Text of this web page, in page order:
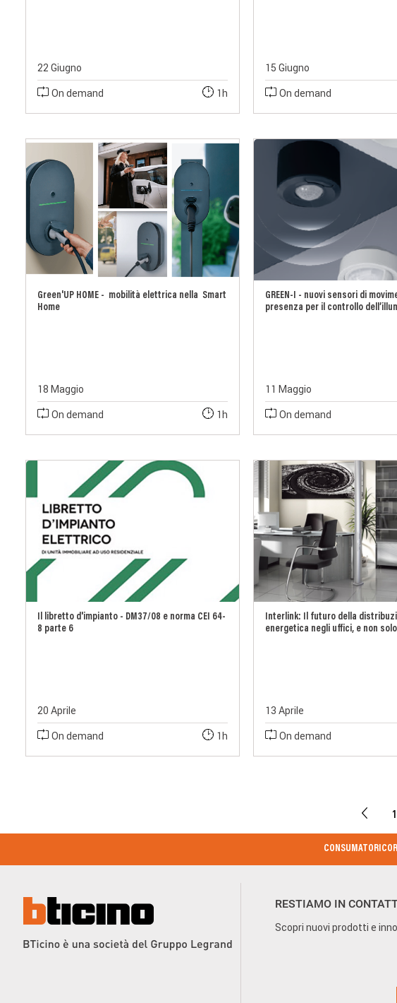
22 Giugno
On demand
1h
15 Giugno
On demand
Green'UP HOME - mobilità elettrica nella Smart
Home
18 Maggio
On demand
1h
GREEN-I - nuovi sensori di
presenza per il controllo
11 Maggio
On demand
Il libretto d'impianto - DM37/08 e norma CEI 64-
8 parte 6
20 Aprile
On demand
1h
Interlink: Il futuro della
energetica negli uffici, e non solo
13 Aprile
On demand
1
CONSUMATORI
RESTIAMO IN
Scopri nuovi prodotti e